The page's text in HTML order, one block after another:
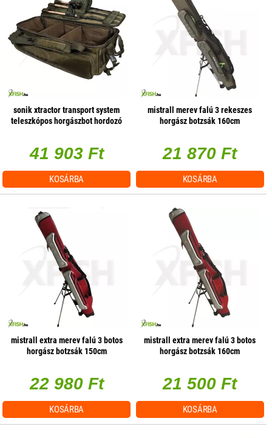
sonik xtractor transport system
teleszkópos horgászbot hordozó
41 903 Ft
KOSÁRBA
mistrall merev falú 3 rekeszes
horgász botzsák 160cm
21 870 Ft
KOSÁRBA
mistrall extra merev falú 3 botos
horgász botzsák 150cm
22 980 Ft
KOSÁRBA
mistrall extra merev falú 3 botos
horgász botzsák 160cm
21 500 Ft
KOSÁRBA